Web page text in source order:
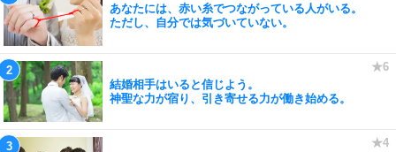
あなたには、赤い糸でつながっている人がいる。
ただし、自分では気づいていない。
結婚相手はいると信じよう。
神聖な力が宿り、引き寄せる力が働き始める。